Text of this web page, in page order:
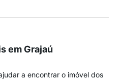
em Grajaú
a encontrar o imóvel dos